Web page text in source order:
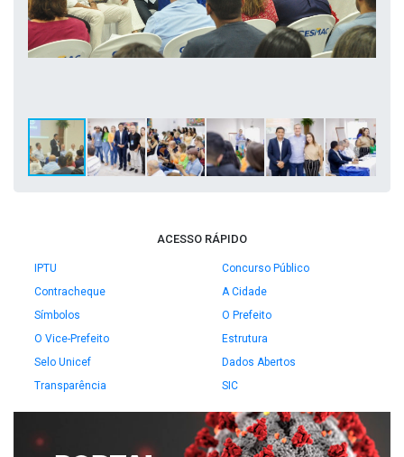
ACESSO RÁPIDO
IPTU
Concurso Público
Contracheque
A Cidade
Símbolos
O Prefeito
O Vice-Prefeito
Estrutura
Selo Unicef
Dados Abertos
Transparência
SIC